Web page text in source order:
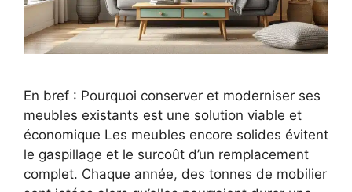
En bref : Pourquoi conserver et moderniser ses
meubles existants est une solution viable et
économique Les meubles encore solides évitent
le gaspillage et le surcoût d’un remplacement
complet. Chaque année, des tonnes de mobilier